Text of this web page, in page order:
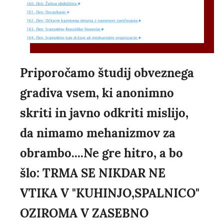
Priporočamo študij obveznega
gradiva vsem, ki anonimno
skriti in javno odkriti mislijo,
da nimamo mehanizmov za
obrambo....Ne gre hitro, a bo
šlo: TRMA SE NIKDAR NE
VTIKA V "KUHINJO,SPALNICO"
OZIROMA V ZASEBNO